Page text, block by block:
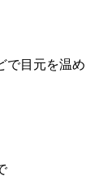
で目元を温め